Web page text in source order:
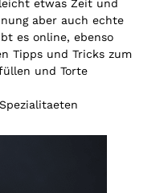
etwas Zeit und
aber auch echte
es online, ebenso
Tipps und Tricks zum
und Torte